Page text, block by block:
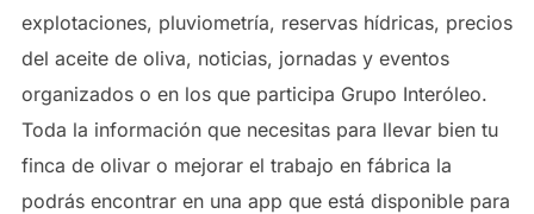
explotaciones, pluviometría, reservas hídricas, precios
del aceite de oliva, noticias, jornadas y eventos
organizados o en los que participa Grupo Interóleo.
Toda la información que necesitas para llevar bien tu
finca de olivar o mejorar el trabajo en fábrica la
podrás encontrar en una app que está disponible para